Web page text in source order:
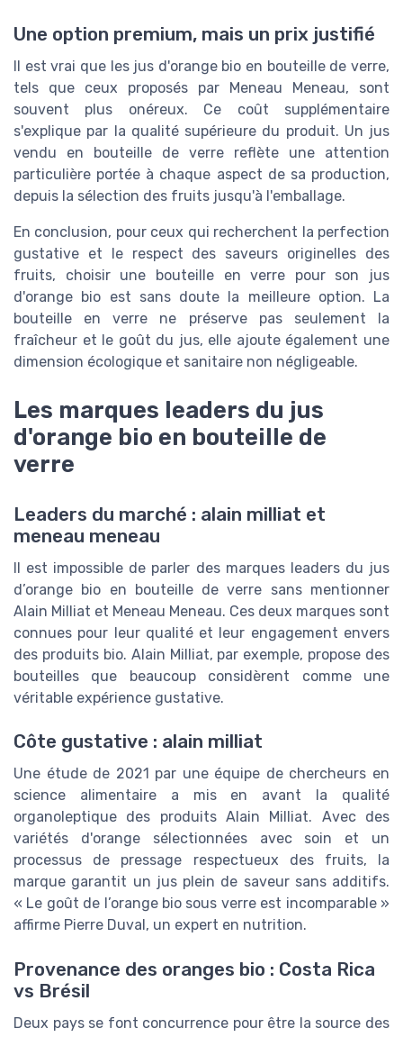
Une option premium, mais un prix justifié
Il est vrai que les jus d'orange bio en bouteille de verre,
tels que ceux proposés par Meneau Meneau, sont
souvent plus onéreux. Ce coût supplémentaire
s'explique par la qualité supérieure du produit. Un jus
vendu en bouteille de verre reflète une attention
particulière portée à chaque aspect de sa production,
depuis la sélection des fruits jusqu'à l'emballage.
En conclusion, pour ceux qui recherchent la perfection
gustative et le respect des saveurs originelles des
fruits, choisir une bouteille en verre pour son jus
d'orange bio est sans doute la meilleure option. La
bouteille en verre ne préserve pas seulement la
fraîcheur et le goût du jus, elle ajoute également une
dimension écologique et sanitaire non négligeable.
Les marques leaders du jus
d'orange bio en bouteille de
verre
Leaders du marché : alain milliat et
meneau meneau
Il est impossible de parler des marques leaders du jus
d’orange bio en bouteille de verre sans mentionner
Alain Milliat et Meneau Meneau. Ces deux marques sont
connues pour leur qualité et leur engagement envers
des produits bio. Alain Milliat, par exemple, propose des
bouteilles que beaucoup considèrent comme une
véritable expérience gustative.
Côte gustative : alain milliat
Une étude de 2021 par une équipe de chercheurs en
science alimentaire a mis en avant la qualité
organoleptique des produits Alain Milliat. Avec des
variétés d'orange sélectionnées avec soin et un
processus de pressage respectueux des fruits, la
marque garantit un jus plein de saveur sans additifs.
« Le goût de l’orange bio sous verre est incomparable »
affirme Pierre Duval, un expert en nutrition.
Provenance des oranges bio : Costa Rica
vs Brésil
Deux pays se font concurrence pour être la source des